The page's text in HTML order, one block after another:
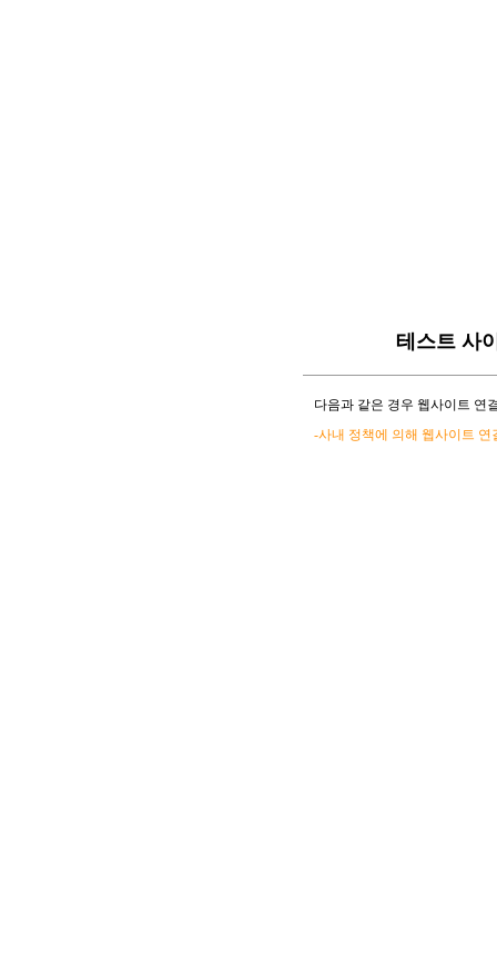
테스트 사
다음과 같은 경우 웹사이트 연
-사내 정책에 의해 웹사이트